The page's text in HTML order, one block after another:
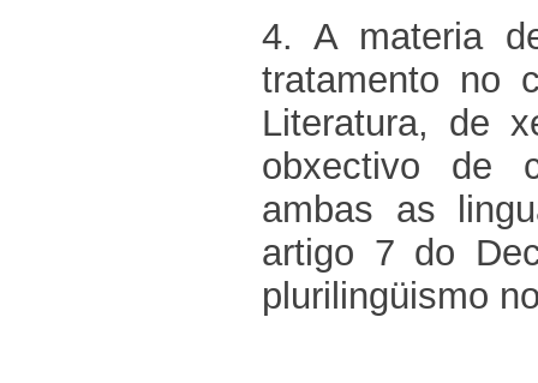
4. A materia
tratamento no
Literatura, de
obxectivo de
ambas as
artigo 7 do
plurilingüismo